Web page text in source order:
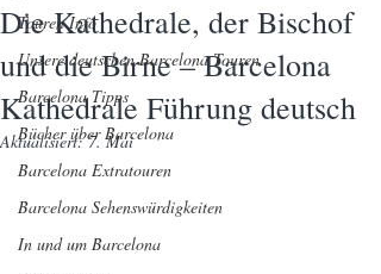
Touren Info
Unsere deutschen Barcelona Touren
Barcelona Tipps
Bücher über Barcelona
Barcelona Extratouren
Barcelona Sehenswürdigkeiten
In und um Barcelona
Die Kathedrale, der Bischof
und die Birne – Barcelona
Kathedrale Führung deutsch
Aktualisiert:7. Mai